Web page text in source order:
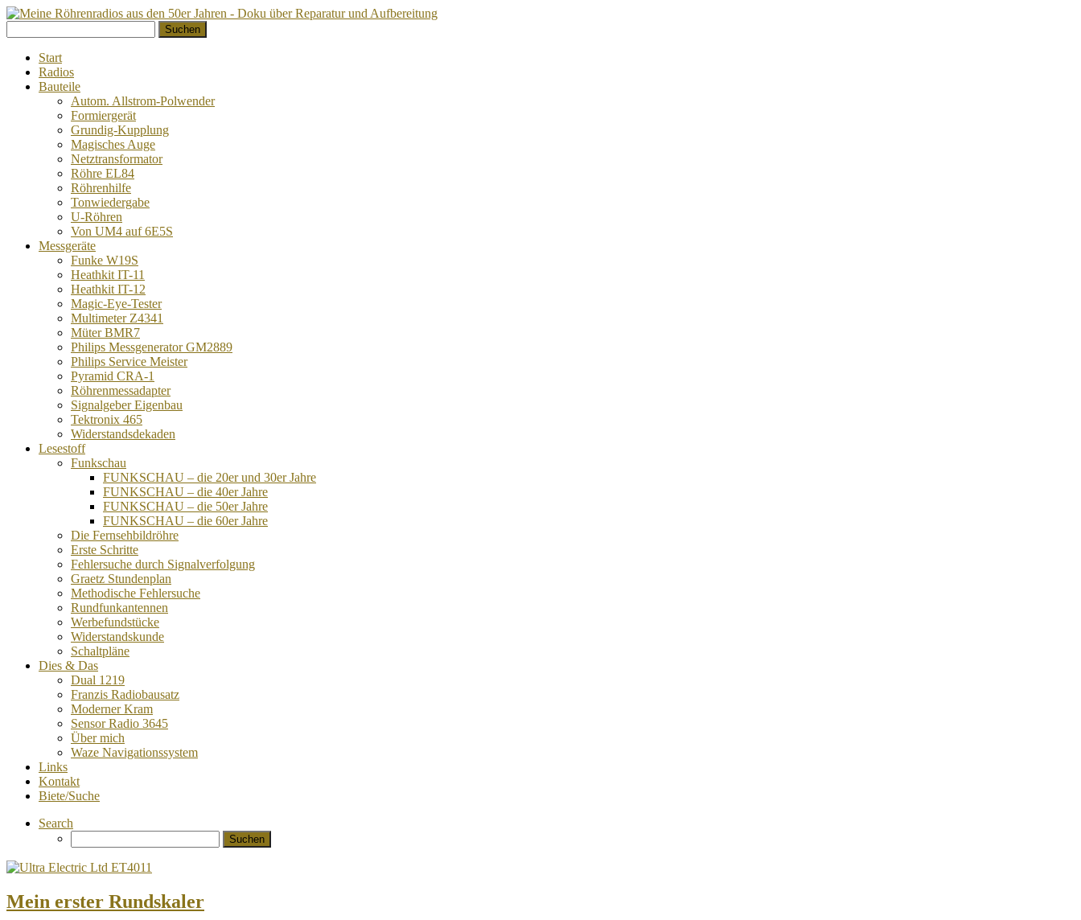
zum
Inhalt
nach:
Start
Radios
Bauteile
Autom. Allstrom-Polwender
Formiergerät
Grundig-Kupplung
Magisches Auge
Netztransformator
Röhre EL84
Röhrenhilfe
Tonwiedergabe
U-Röhren
Von UM4 auf 6E5S
Messgeräte
Funke W19S
Heathkit IT-11
Heathkit IT-12
Magic-Eye-Tester
Multimeter Z4341
Müter BMR7
Philips Messgenerator GM2889
Philips Service Meister
Pyramid CRA-1
Röhrenmessadapter
Signalgeber Eigenbau
Tektronix 465
Widerstandsdekaden
Lesestoff
Funkschau
FUNKSCHAU – die 20er und 30er Jahre
FUNKSCHAU – die 40er Jahre
FUNKSCHAU – die 50er Jahre
FUNKSCHAU – die 60er Jahre
Die Fernsehbildröhre
Erste Schritte
Fehlersuche durch Signalverfolgung
Graetz Stundenplan
Methodische Fehlersuche
Rundfunkantennen
Werbefundstücke
Widerstandskunde
Schaltpläne
Dies & Das
Dual 1219
Franzis Radiobausatz
Moderner Kram
Sensor Radio 3645
Über mich
Waze Navigationssystem
Links
Kontakt
Biete/Suche
Search
nach:
Mein erster Rundskaler